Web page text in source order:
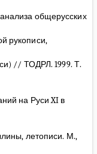
общерусских
рукописи,
// ТОДРЛ. 1999. Т.
на Руси XI в
летописи. М.,